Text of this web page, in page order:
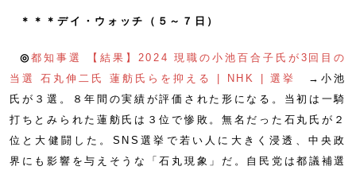
＊＊＊デイ・ウォッチ（５～７日）
◎都知事選 【結果】2024 現職の小池百合子氏が3回目の
当選 石丸伸二氏 蓮舫氏らを抑える | NHK | 選挙
→小池
氏が３選。８年間の実績が評価された形になる。当初は一騎
打ちとみられた蓮舫氏は３位で惨敗。無名だった石丸氏が２
位と大健闘した。SNS選挙で若い人に大きく浸透、中央政
界にも影響を与えそうな「石丸現象」だ。自民党は都議補選